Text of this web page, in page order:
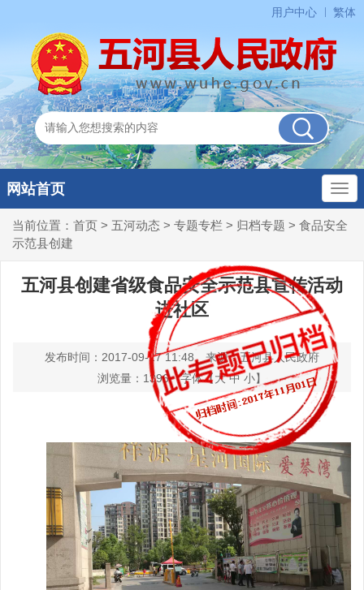
用户中心 繁体
网站首页
当前位置： 首页 > 五河动态 > 专题专栏 > 归档专题 > 食品安全
示范县创建
五河县创建省级食品安全示范县宣传活动
进社区
发布时间：2017-09-27 11:48
来源：五河县人民政府
浏览量： 1396 字体【大 中 小】